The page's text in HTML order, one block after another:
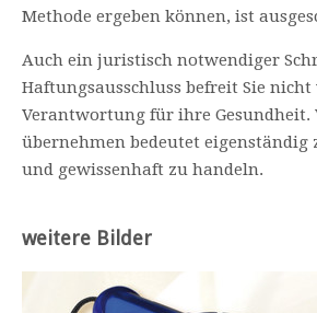
Methode ergeben können, ist
Auch ein juristisch notwendiger
Haftungsausschluss befreit Sie
Verantwortung für ihre
übernehmen bedeutet eigenständig
und gewissenhaft zu handeln.
weitere Bilder